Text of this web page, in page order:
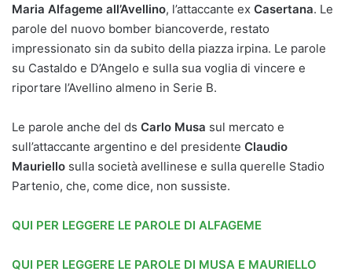
Maria Alfageme all’Avellino, l’attaccante ex Casertana. Le
parole del nuovo bomber biancoverde, restato
impressionato sin da subito della piazza irpina. Le parole
su Castaldo e D’Angelo e sulla sua voglia di vincere e
riportare l’Avellino almeno in Serie B.
Le parole anche del ds Carlo Musa sul mercato e
sull’attaccante argentino e del presidente Claudio
Mauriello sulla società avellinese e sulla querelle Stadio
Partenio, che, come dice, non sussiste.
QUI PER LEGGERE LE PAROLE DI ALFAGEME
QUI PER LEGGERE LE PAROLE DI MUSA E MAURIELLO